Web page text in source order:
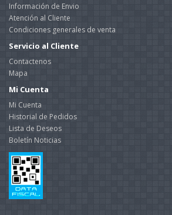
Información de Envio
Atención al Cliente
Condiciones generales de venta
Servicio al Cliente
Contactenos
Mapa
Mi Cuenta
Mi Cuenta
Historial de Pedidos
Lista de Deseos
Boletín Noticias